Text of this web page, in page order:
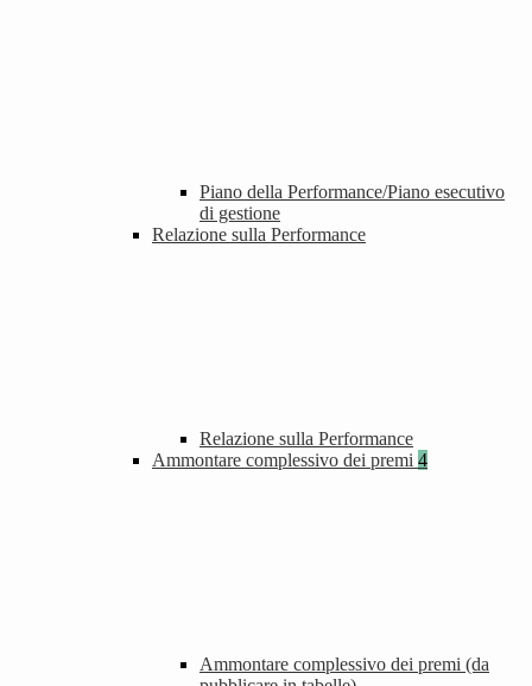
Piano della Performance/Piano esecutivo
di gestione
Relazione sulla Performance
Relazione sulla Performance
Ammontare complessivo dei premi 4
Ammontare complessivo dei premi (da